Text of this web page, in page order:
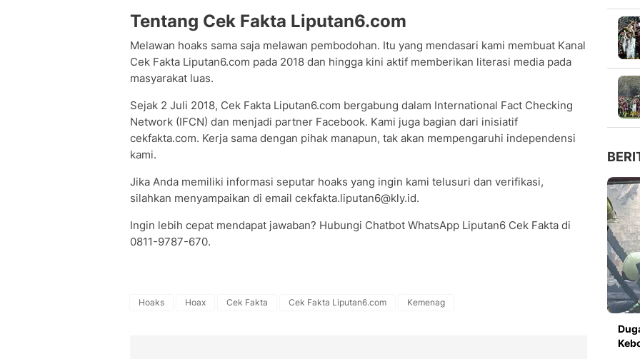
Tentang Cek Fakta Liputan6.com
Melawan hoaks sama saja melawan pembodohan. Itu yang mendasari kami membuat Kanal
Cek Fakta Liputan6.com pada 2018 dan hingga kini aktif memberikan literasi media pada
masyarakat luas.
Sejak 2 Juli 2018, Cek Fakta Liputan6.com bergabung dalam International Fact Checking
Network (IFCN) dan menjadi partner Facebook. Kami juga bagian dari inisiatif
cekfakta.com. Kerja sama dengan pihak manapun, tak akan mempengaruhi independensi
kami.
Jika Anda memiliki informasi seputar hoaks yang ingin kami telusuri dan verifikasi,
silahkan menyampaikan di email cekfakta.liputan6@kly.id.
Ingin lebih cepat mendapat jawaban? Hubungi Chatbot WhatsApp Liputan6 Cek Fakta di
0811-9787-670.
Hoaks Hoax Cek Fakta Cek Fakta Liputan6.com Kemenag